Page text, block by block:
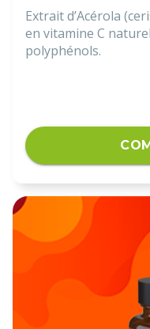
Extrait d’Acérola
en vitamine C
polyphénols.